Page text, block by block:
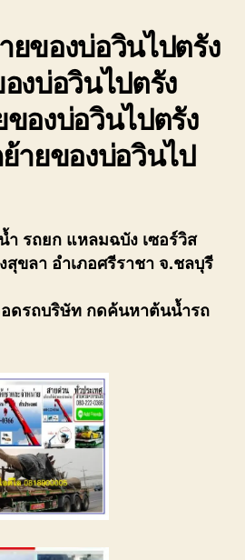
ยของบ่อวินไปตรัง
งบ่อวินไปตรัง
องบ่อวินไปตรัง
ายของบ่อวินไป
รถยก แหลมฉบัง เซอร์วิส
ขลา อำเภอศรีราชา จ.ชลบุรี
ดรถบริษัท กดค้นหาต้นน้ำรถ